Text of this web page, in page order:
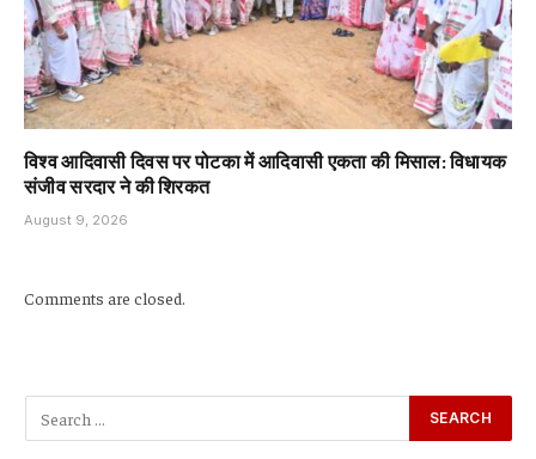
विश्व आदिवासी दिवस पर पोटका में आदिवासी एकता की मिसाल: विधायक
संजीव सरदार ने की शिरकत
August 9, 2026
Comments are closed.